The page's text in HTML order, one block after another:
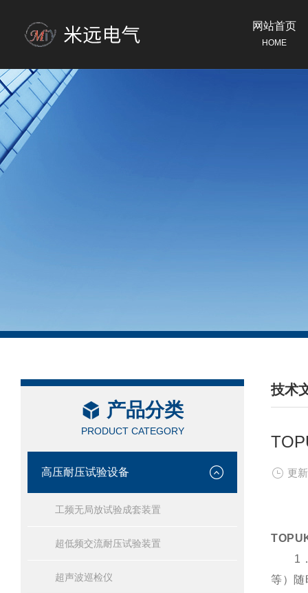
网站首页
HOME
产品分类
PRODUCT CATEGORY
高压耐压试验设备
工频无局放试验成套装置
超低频交流耐压试验装置
超声波巡检仪
技术
/
更
1．
等）随